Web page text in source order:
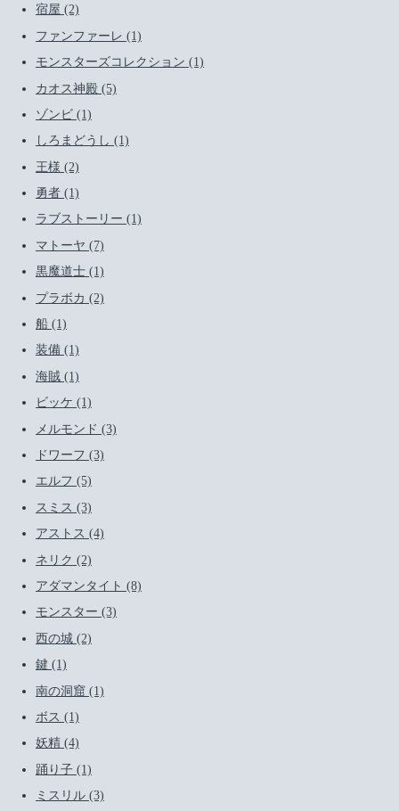
宿屋 (2)
ファンファーレ (1)
モンスターズコレクション (1)
カオス神殿 (5)
ゾンビ (1)
しろまどうし (1)
王様 (2)
勇者 (1)
ラブストーリー (1)
マトーヤ (7)
黒魔道士 (1)
プラボカ (2)
船 (1)
装備 (1)
海賊 (1)
ビッケ (1)
メルモンド (3)
ドワーフ (3)
エルフ (5)
スミス (3)
アストス (4)
ネリク (2)
アダマンタイト (8)
モンスター (3)
西の城 (2)
鍵 (1)
南の洞窟 (1)
ボス (1)
妖精 (4)
踊り子 (1)
ミスリル (3)